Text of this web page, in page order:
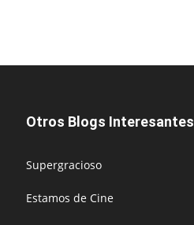
Otros Blogs Interesantes
Supergracioso
Estamos de Cine